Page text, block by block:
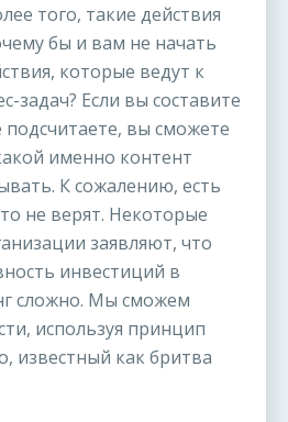
того, такие действия
бы и вам не начать
которые ведут к
задач? Если вы составите
вы сможете
именно контент
К сожалению, есть
не верят. Некоторые
заявляют, что
инвестиций в
сложно. Мы сможем
используя принцип
известный как бритва